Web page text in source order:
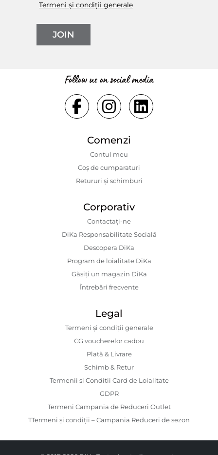
Termeni și condiții generale
JOIN
Follow us on social media
Comenzi
Contul meu
Coș de cumparaturi
Retururi și schimburi
Corporativ
Contactaţi-ne
DiKa Responsabilitate Socială
Descopera DiKa
Program de loialitate DiKa
Găsiți un magazin DiKa
Întrebări frecvente
Legal
Termeni și condiții generale
CG voucherelor cadou
Plată & Livrare
Schimb & Retur
Termenii si Conditii Card de Loialitate
GDPR
Termeni Campania de Reduceri Outlet
TTermeni și condiții – Campania Reduceri de sezon